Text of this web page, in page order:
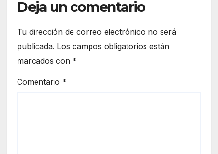
Deja un comentario
Tu dirección de correo electrónico no será
publicada. Los campos obligatorios están
marcados con *
Comentario *